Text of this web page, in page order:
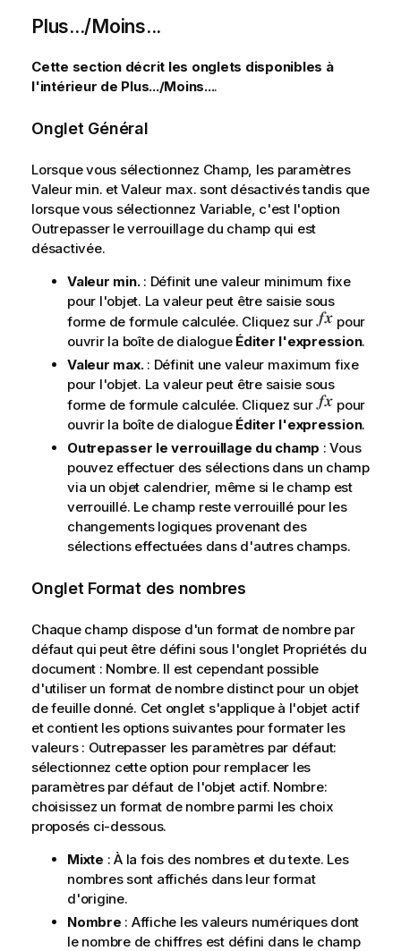
Plus.../Moins...
Cette section décrit les onglets disponibles à
l'intérieur de Plus.../Moins....
Onglet Général
Lorsque vous sélectionnez Champ, les paramètres
Valeur min. etValeur max. sont désactivés tandis que
lorsque vous sélectionnez Variable, c'est l'option
Outrepasser le verrouillage du champ qui est
désactivée.
Valeur min.: Définit une valeur minimum fixe
pour l'objet. La valeur peut être saisie sous
forme de formule calculée. Cliquez sur
pour
ouvrir la boîte de dialogue Éditer l'expression.
Valeur max.: Définit une valeur maximum fixe
pour l'objet. La valeur peut être saisie sous
forme de formule calculée. Cliquez sur
pour
ouvrir la boîte de dialogue Éditer l'expression.
Outrepasser le verrouillage du champ : Vous
pouvez effectuer des sélections dans un champ
via un objet calendrier, même si le champ est
verrouillé. Le champ reste verrouillé pour les
changements logiques provenant des
sélections effectuées dans d'autres champs.
Onglet Format des nombres
Chaque champ dispose d'un format de nombre par
défaut qui peut être défini sous l'onglet Propriétés du
document : Nombre. Il est cependant possible
d'utiliser un format de nombre distinct pour un objet
de feuille donné. Cet onglet s'applique à l'objet actif
et contient les options suivantes pour formater les
valeurs : Outrepasser les paramètres par défaut:
sélectionnez cette option pour remplacer les
paramètres par défaut de l'objet actif. Nombre:
choisissez un format de nombre parmi les choix
proposés ci-dessous.
Mixte : À la fois des nombres et du texte. Les
nombres sont affichés dans leur format
d'origine.
Nombre : Affiche les valeurs numériques dont
le nombre de chiffres est défini dans le champ